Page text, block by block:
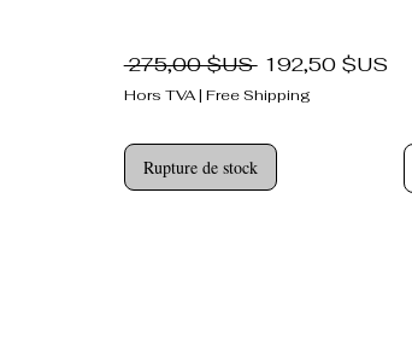
275,00 $US Prix
original
192,50 $USPrix
Hors TVA| Free Shipping
Rupture de stock